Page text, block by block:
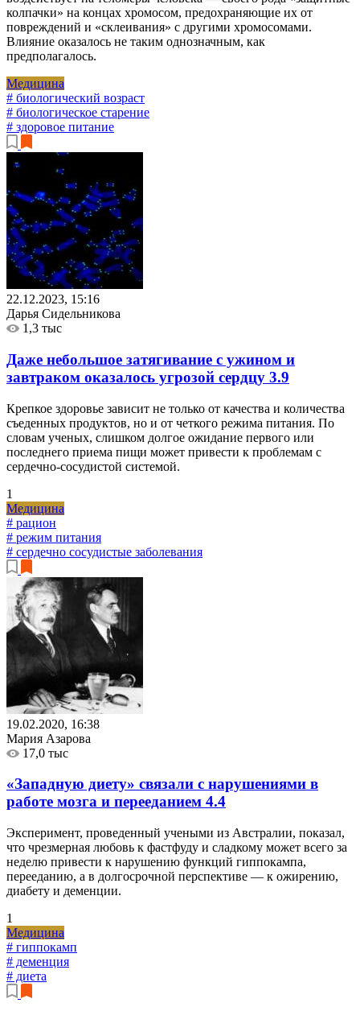
колпачки» на концах хромосом, предохраняющие их от
повреждений и «склеивания» с другими хромосомами.
Влияние оказалось не таким однозначным, как
предполагалось.
Медицина
# биологический возраст
# биологическое старение
# здоровое питание
22.12.2023, 15:16
Дарья Сидельникова
1,3 тыс
Даже небольшое затягивание с ужином и
завтраком оказалось угрозой сердцу 3.9
Крепкое здоровье зависит не только от качества и количества
съеденных продуктов, но и от четкого режима питания. По
словам ученых, слишком долгое ожидание первого или
последнего приема пищи может привести к проблемам с
сердечно-сосудистой системой.
1
Медицина
# рацион
# режим питания
# сердечно сосудистые заболевания
19.02.2020, 16:38
Мария Азарова
17,0 тыс
«Западную диету» связали с нарушениями в
работе мозга и перееданием 4.4
Эксперимент, проведенный учеными из Австралии, показал,
что чрезмерная любовь к фастфуду и сладкому может всего за
неделю привести к нарушению функций гиппокампа,
перееданию, а в долгосрочной перспективе — к ожирению,
диабету и деменции.
1
Медицина
# гиппокамп
# деменция
# диета